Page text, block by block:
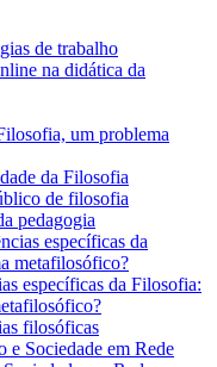
de trabalho
na didática da
um problema
da Filosofia
de filosofia
pedagogia
específicas da
metafilosófico?
específicas da Filosofia:
filosóficas
e Sociedade em Rede